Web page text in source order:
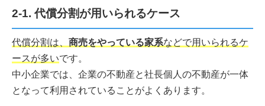
2-1. 代償分割が用いられるケース
代償分割は、 商売をやっている家系などで用いられるケ
ースが多いです。
中小企業では、企業の不動産と社長個人の不動産が一体
となって利用されていることがよくあります。